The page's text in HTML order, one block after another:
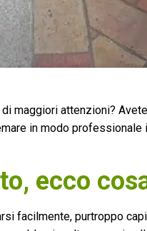
maggiori attenzioni?
in modo
ecco
facilmente, purtroppo